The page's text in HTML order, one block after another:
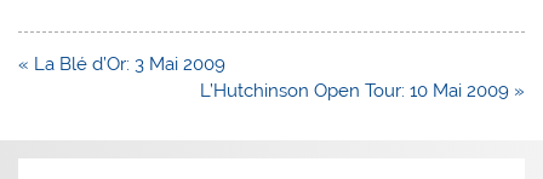
Navigation
« La Blé d’Or: 3 Mai 2009
L’Hutchinson Open Tour: 10 Mai 2009 »